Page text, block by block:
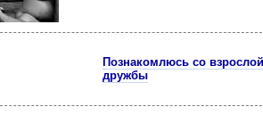
Познакомлюсь со
дружбы